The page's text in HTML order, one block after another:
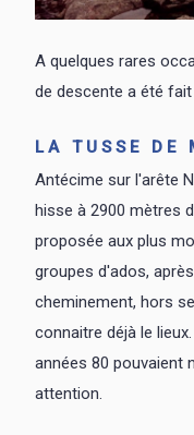
A quelques rares
de descente a été
LA TUSSE DE
Antécime sur l'arête
hisse à 2900 mètres
proposée aux plus
groupes d'ados,
cheminement, hors
connaitre déjà le
années 80 pouvaient
attention.